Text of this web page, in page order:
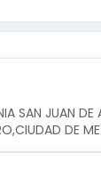
SAN JUAN DE
DE